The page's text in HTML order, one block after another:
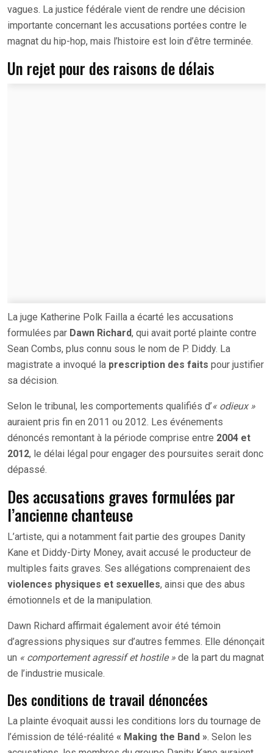
vagues. La justice fédérale vient de rendre une décision
importante concernant les accusations portées contre le
magnat du hip-hop, mais l’histoire est loin d’être terminée.
Un rejet pour des raisons de délais
La juge Katherine Polk Failla a écarté les accusations
formulées par Dawn Richard, qui avait porté plainte contre
Sean Combs, plus connu sous le nom de P. Diddy. La
magistrate a invoqué la prescription des faits pour justifier
sa décision.
Selon le tribunal, les comportements qualifiés d’« odieux »
auraient pris fin en 2011 ou 2012. Les événements
dénoncés remontant à la période comprise entre 2004 et
2012, le délai légal pour engager des poursuites serait donc
dépassé.
Des accusations graves formulées par
l’ancienne chanteuse
L’artiste, qui a notamment fait partie des groupes Danity
Kane et Diddy-Dirty Money, avait accusé le producteur de
multiples faits graves. Ses allégations comprenaient des
violences physiques et sexuelles, ainsi que des abus
émotionnels et de la manipulation.
Dawn Richard affirmait également avoir été témoin
d’agressions physiques sur d’autres femmes. Elle dénonçait
un « comportement agressif et hostile » de la part du magnat
de l’industrie musicale.
Des conditions de travail dénoncées
La plainte évoquait aussi les conditions lors du tournage de
l’émission de télé-réalité « Making the Band ». Selon les